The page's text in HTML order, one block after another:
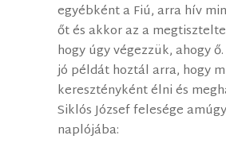
egyébként a Fiú, arra hív
őt és akkor az a
hogy úgy végezzük, ahogy
jó példát hoztál arra, hogy
keresztényként élni és
Siklós József felesége
naplójába: